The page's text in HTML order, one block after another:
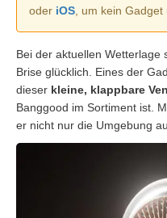
oder iOS , um kein
Bei der aktuellen Wetterlage
Brise glücklich. Eines der
dieser kleine, klappbare
Banggood im Sortiment ist.
er nicht nur die Umgebung